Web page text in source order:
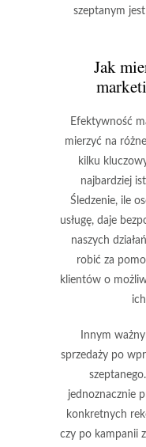
szeptanym
Jak
Efektywność
mierzyć na
kilku
najbardziej
Śledzenie, ile
usługę, daje
naszych
robić za
klientów o
Innym
sprzedażypo
jednoznacznie
konkretnych
czy po kampanii